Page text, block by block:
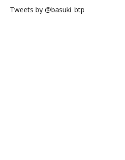
Tweets by @basuki_btp